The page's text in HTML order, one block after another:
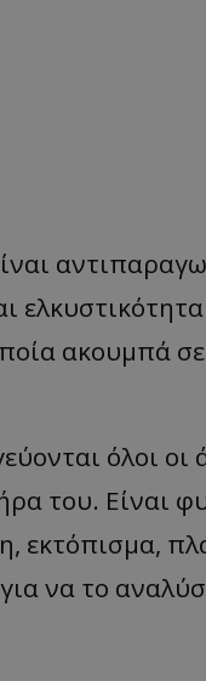
ακουμπά σε
όλοι οι
του. Είναι
εκτόπισμα,
να το